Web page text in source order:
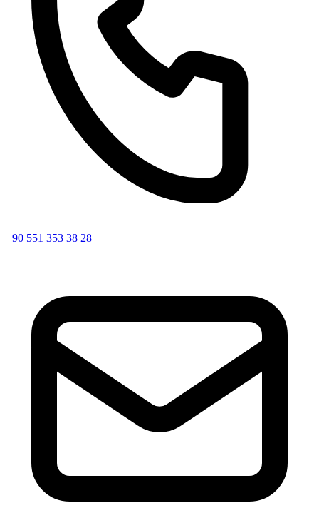
+90 551 353 38 28